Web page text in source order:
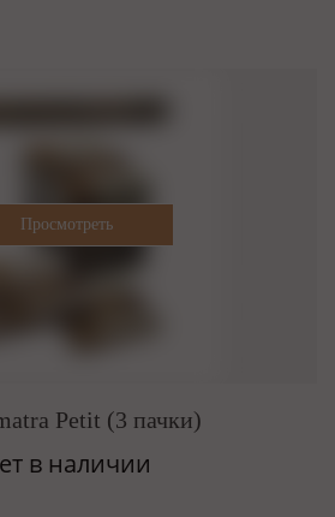
Petit (3 пачки)
в наличии